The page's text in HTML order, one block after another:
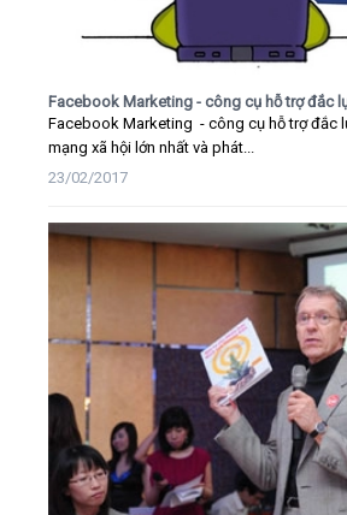
Facebook Marketing - công cụ hỗ trợ đắc
Facebook Marketing - công cụ hỗ trợ đắc
mạng xã hội lớn nhất và phát...
23/02/2017